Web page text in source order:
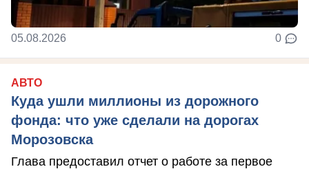
05.08.2026 0
АВТО
Куда ушли миллионы из дорожного
фонда: что уже сделали на дорогах
Морозовска
Глава предоставил отчет о работе за первое